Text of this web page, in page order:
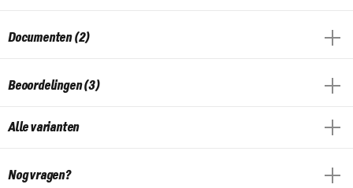
Documenten (2)
Beoordelingen (3)
Alle varianten
Nog vragen?